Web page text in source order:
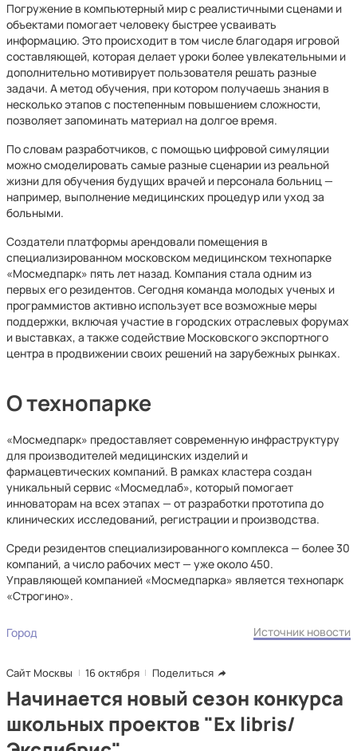
Погружение в компьютерный мир с реалистичными сценами и
объектами помогает человеку быстрее усваивать
информацию. Это происходит в том числе благодаря игровой
составляющей, которая делает уроки более увлекательными и
дополнительно мотивирует пользователя решать разные
задачи. А метод обучения, при котором получаешь знания в
несколько этапов с постепенным повышением сложности,
позволяет запоминать материал на долгое время.
По словам разработчиков, с помощью цифровой симуляции
можно смоделировать самые разные сценарии из реальной
жизни для обучения будущих врачей и персонала больниц —
например, выполнение медицинских процедур или уход за
больными.
Создатели платформы арендовали помещения в
специализированном московском медицинском технопарке
«Мосмедпарк» пять лет назад. Компания стала одним из
первых его резидентов. Сегодня команда молодых ученых и
программистов активно использует все возможные меры
поддержки, включая участие в городских отраслевых форумах
и выставках, а также содействие Московского экспортного
центра в продвижении своих решений на зарубежных рынках.
О технопарке
«Мосмедпарк» предоставляет современную инфраструктуру
для производителей медицинских изделий и
фармацевтических компаний. В рамках кластера создан
уникальный сервис «Мосмедлаб», который помогает
инноваторам на всех этапах — от разработки прототипа до
клинических исследований, регистрации и производства.
Среди резидентов специализированного комплекса — более 30
компаний, а число рабочих мест — уже около 450.
Управляющей компанией «Мосмедпарка» является технопарк
«Строгино».
Город Источник новости
Сайт Москвы 16 октября Поделиться
Начинается новый сезон конкурса
школьных проектов "Ex libris/